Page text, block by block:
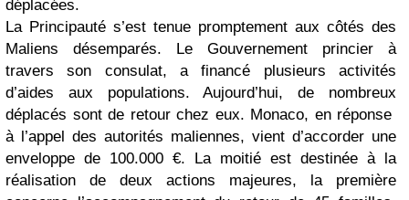
déplacées.
La Principauté s’est tenue promptement aux côtés des
Maliens désemparés. Le Gouvernement princier à
travers son consulat, a financé plusieurs activités
d’aides aux populations. Aujourd’hui, de nombreux
déplacés sont de retour chez eux. Monaco, en réponse
à l’appel des autorités maliennes, vient d’accorder une
enveloppe de 100.000 €. La moitié est destinée à la
réalisation de deux actions majeures, la première